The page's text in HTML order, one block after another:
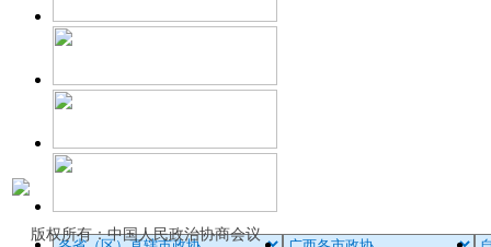
版权所有：中国人民政治协商会议